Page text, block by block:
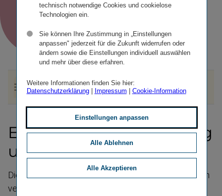
Erleben Sie Zusam­men­ar­beit im Gene­ra­ti­o­
nenmix
Ein Arbeitsplatz fürJung
und Alt
Die zeitliche Abgrenzung zwischen den Genera­tionen
verschwimmt immer mehr, dennoch schreibt jede
technisch notwendige Cookies und cookielose
Technologien ein.
Sie können Ihre Zustimmung in „Einstellungen
anpassen" jederzeit für die Zukunft widerrufen oder
ändern sowie die Einstellungen individuell auswählen
und mehr über diese erfahren.
Weitere Informationen finden Sie hier:
Datenschutzerklärung| Impressum Cookie-Information
Einstellungen anpassen
Alle Ablehnen
Alle Akzeptieren